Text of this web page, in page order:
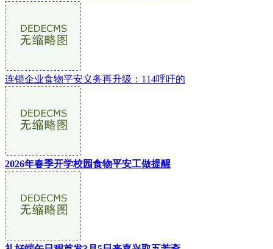
连锁企业食物平安义务再升级：114呼吁的
2026年春季开学校园食物平安工做提醒